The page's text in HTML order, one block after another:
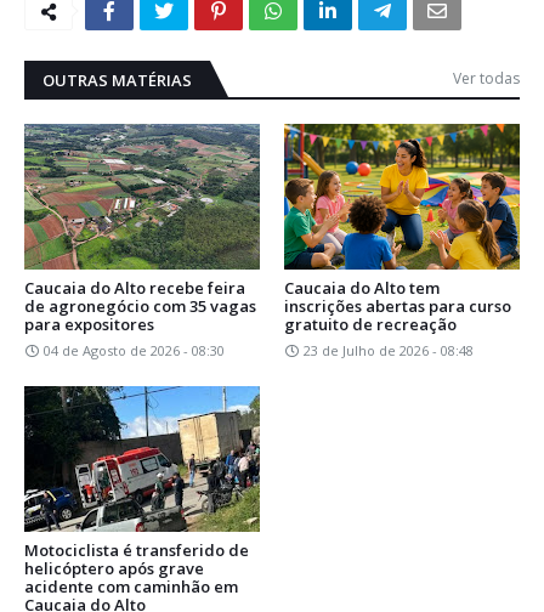
OUTRAS MATÉRIAS Ver todas
Caucaia do Alto recebe feira
de agronegócio com 35 vagas
para expositores
04 de Agosto de 2026 - 08:30
Caucaia do Alto tem
inscrições abertas para curso
gratuito de recreação
23 de Julho de 2026 - 08:48
Motociclista é transferido de
helicóptero após grave
acidente com caminhão em
Caucaia do Alto